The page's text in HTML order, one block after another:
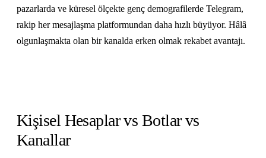
pazarlarda ve küresel ölçekte genç demografilerde Telegram,
rakip her mesajlaşma platformundan daha hızlı büyüyor. Hâlâ
olgunlaşmakta olan bir kanalda erken olmak rekabet avantajı.
Kişisel Hesaplar vs Botlar vs
Kanallar